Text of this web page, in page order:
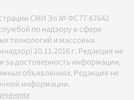
СМИ Эл № ФС77-67642
по надзору в сфере
технологий и массовых
10.11.2016 г. Редакция не
за достоверность информации,
объявлениях. Редакция не
информации.